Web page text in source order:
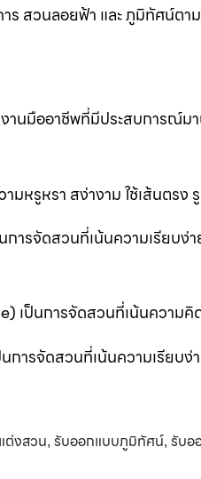
สวนลอยฟ้า และ ภูมิทัศน์ต
านมืออาชีพที่มีประสบการณ์
หรูหรา สง่างาม ใช้เส้นตรง
รจัดสวนที่เน้นความเรียบง่
ป็นการจัดสวนที่เน้นความคิ
จัดสวนที่เน้นความเรียบง่าย
ต่งสวน, รับออกแบบภูมิทัศน์, รับอ